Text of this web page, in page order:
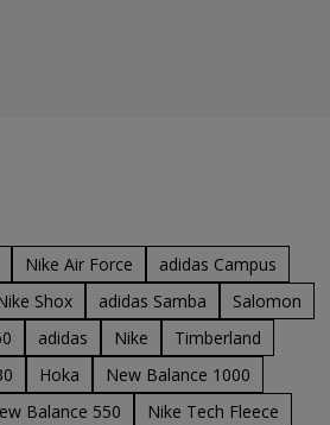
Nike Air Force
adidas Campus
Shox adidas Samba
Salomon
adidas Nike
Timberland
Hoka
New Balance 1000
Balance 550 Nike Tech Fleece